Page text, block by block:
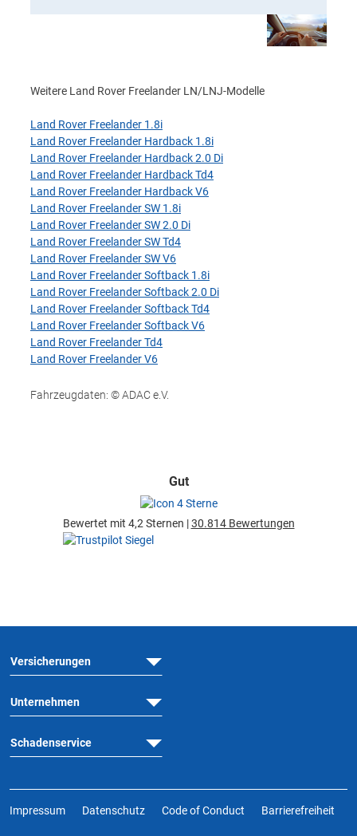
Weitere Land Rover Freelander LN/LNJ-Modelle
Land Rover Freelander 1.8i
Land Rover Freelander Hardback 1.8i
Land Rover Freelander Hardback 2.0 Di
Land Rover Freelander Hardback Td4
Land Rover Freelander Hardback V6
Land Rover Freelander SW 1.8i
Land Rover Freelander SW 2.0 Di
Land Rover Freelander SW Td4
Land Rover Freelander SW V6
Land Rover Freelander Softback 1.8i
Land Rover Freelander Softback 2.0 Di
Land Rover Freelander Softback Td4
Land Rover Freelander Softback V6
Land Rover Freelander Td4
Land Rover Freelander V6
Fahrzeugdaten: © ADAC e.V.
Gut
Bewertet mit 4,2 Sternen |30.814 Bewertungen
Versicherungen
Unternehmen
Schadenservice
Impressum Datenschutz Code of Conduct Barrierefreiheit